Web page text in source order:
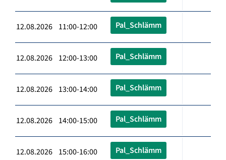
12.08.2026 11:00-12:00 Pal_Schlämm
12.08.2026 12:00-13:00 Pal_Schlämm
12.08.2026 13:00-14:00 Pal_Schlämm
12.08.2026 14:00-15:00 Pal_Schlämm
12.08.2026 15:00-16:00 Pal_Schlämm